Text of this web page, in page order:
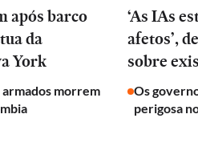
após barco
da
York
morrem
‘As IAs
afetos’,
sobre
Os
perigosa